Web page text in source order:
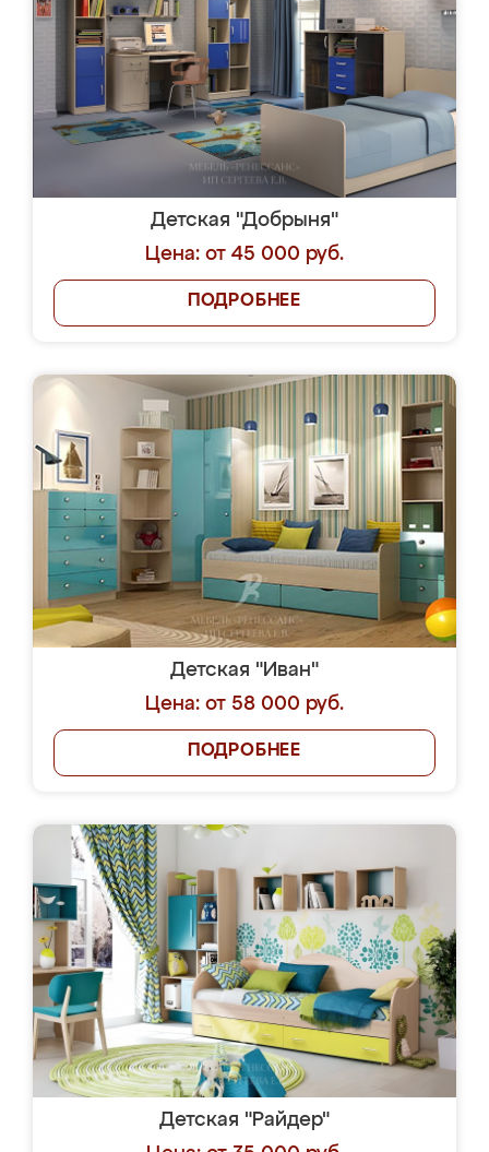
Детская "Добрыня"
Цена: от 45 000 руб.
ПОДРОБНЕЕ
Детская "Иван"
Цена: от 58 000 руб.
ПОДРОБНЕЕ
Детская "Райдер"